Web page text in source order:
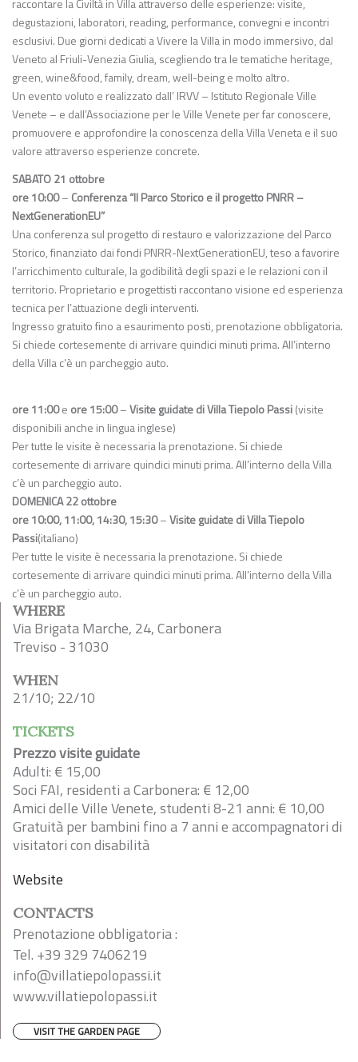
raccontare la Civiltà in Villa attraverso delle esperienze: visite,
degustazioni, laboratori, reading, performance, convegni e incontri
esclusivi. Due giorni dedicati a Vivere la Villa in modo immersivo, dal
Veneto al Friuli-Venezia Giulia, scegliendo tra le tematiche heritage,
green, wine&food, family, dream, well-being e molto altro.
Un evento voluto e realizzato dall’ IRVV – Istituto Regionale Ville
Venete – e dall’Associazione per le Ville Venete per far conoscere,
promuovere e approfondire la conoscenza della Villa Veneta e il suo
valore attraverso esperienze concrete.
SABATO 21 ottobre
ore 10:00– Conferenza “Il Parco Storico e il progetto PNRR –
NextGenerationEU”
Una conferenza sul progetto di restauro e valorizzazione del Parco
Storico, finanziato dai fondi PNRR-NextGenerationEU, teso a favorire
l’arricchimento culturale, la godibilità degli spazi e le relazioni con il
territorio. Proprietario e progettisti raccontano visione ed esperienza
tecnica per l’attuazione degli interventi.
Ingresso gratuito fino a esaurimento posti, prenotazione obbligatoria.
Si chiede cortesemente di arrivare quindici minuti prima. All’interno
della Villa c’è un parcheggio auto.
ore 11:00e ore 15:00–Visite guidate di Villa Tiepolo Passi(visite
disponibili anche in lingua inglese)
Per tutte le visite è necessaria la prenotazione. Si chiede
cortesemente di arrivare quindici minuti prima. All’interno della Villa
c’è un parcheggio auto.
DOMENICA 22 ottobre
ore 10:00, 11:00, 14:30, 15:30–Visite guidate di Villa Tiepolo
Passi(italiano)
Per tutte le visite è necessaria la prenotazione. Si chiede
cortesemente di arrivare quindici minuti prima. All’interno della Villa
c’è un parcheggio auto.
WHERE
Via Brigata Marche, 24, Carbonera
Treviso - 31030
WHEN
21/10; 22/10
TICKETS
Prezzo visite guidate
Adulti: € 15,00
Soci FAI, residenti a Carbonera: € 12,00
Amici delle Ville Venete, studenti 8-21 anni: € 10,00
Gratuità per bambini fino a 7 anni e accompagnatori di
visitatori con disabilità
Website
CONTACTS
Prenotazione obbligatoria :
Tel. +39 329 7406219
info@villatiepolopassi.it
www.villatiepolopassi.it
VISIT THE GARDEN PAGE